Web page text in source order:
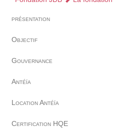
présentation
Objectif
Gouvernance
Antéïa
Location Antéïa
Certification HQE